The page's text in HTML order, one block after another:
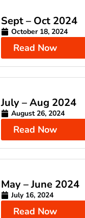
Sept – Oct 2024
October 18, 2024
Read Now
July – Aug 2024
August 26, 2024
Read Now
May – June 2024
July 16, 2024
Read Now